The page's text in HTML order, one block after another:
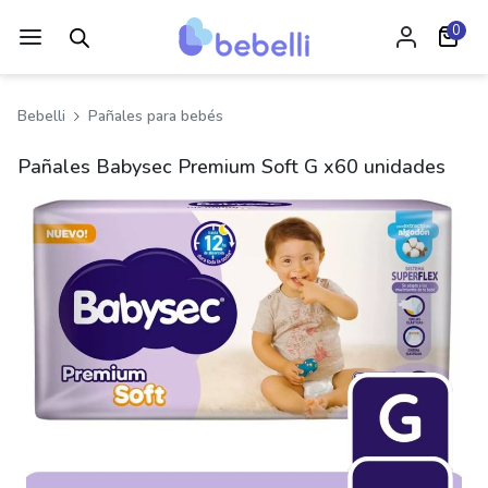
0
Bebelli Pañales para bebés
Pañales Babysec Premium Soft G x60 unidades